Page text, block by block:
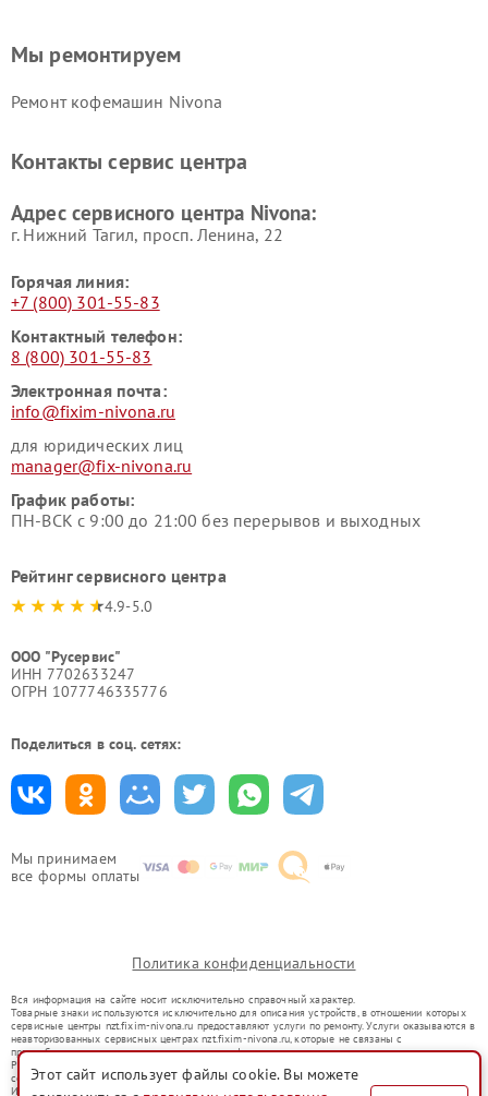
Мы принимаем
все формы оплаты
Мы ремонтируем
Ремонт кофемашин Nivona
Контакты сервис центра
Адрес сервисного центра Nivona:
г. Нижний Тагил, просп. Ленина, 22
Горячая линия:
+7 (800) 301-55-83
Контактный телефон:
8 (800) 301-55-83
Электронная почта:
info@fixim-nivona.ru
для юридических лиц
manager@fix-nivona.ru
График работы:
ПН-ВСК с 9:00 до 21:00 без перерывов и выходных
Рейтинг сервисного центра
4.9-5.0
ООО "Русервис"
ИНН 7702633247
ОГРН 1077746335776
Поделиться в соц. сетях:
Политика конфиденциальности
Вся информация на сайте носит исключительно справочный характер.
Товарные знаки используются исключительно для описания устройств, в отношении которых
сервисные центры nzt.fixim-nivona.ru предоставляют услуги по ремонту. Услуги оказываются в
неавторизованных сервисных центрах nzt.fixim-nivona.ru, которые не связаны с
правообладателями товарных знаков или их официальными представителями.
Ремонт осуществляется для устройств, уже введенных в гражданский оборот в соответствии
со статьей 1487 ГК РФ.
Использование товарных знаков не преследует цели индивидуализации услуг или введения
Этот сайт использует файлы cookie. Вы можете